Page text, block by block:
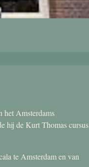
het Amsterdams
hij de Kurt Thomas cursus
te Amsterdam en van